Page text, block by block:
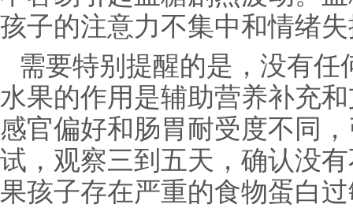
孩子的注意力不集中和情绪
需要特别提醒的是，没有
水果的作用是辅助营养补充
感官偏好和肠胃耐受度不同
试，观察三到五天，确认没
果孩子存在严重的食物蛋白